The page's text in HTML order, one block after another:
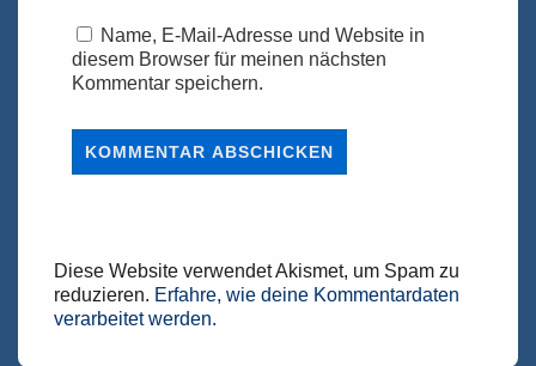
Name, E-Mail-Adresse und Website in
diesem Browser für meinen nächsten
Kommentar speichern.
Diese Website verwendet Akismet, um Spam zu
reduzieren. Erfahre, wie deine Kommentardaten
verarbeitet werden.